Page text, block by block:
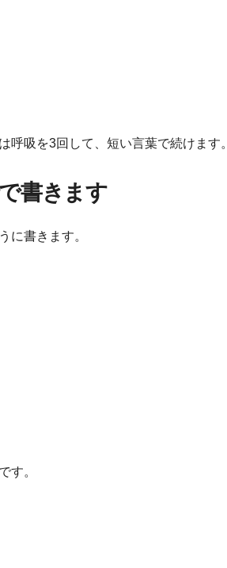
呼吸を3回して、短い言葉で続けます
書きます
に書きます。
す。